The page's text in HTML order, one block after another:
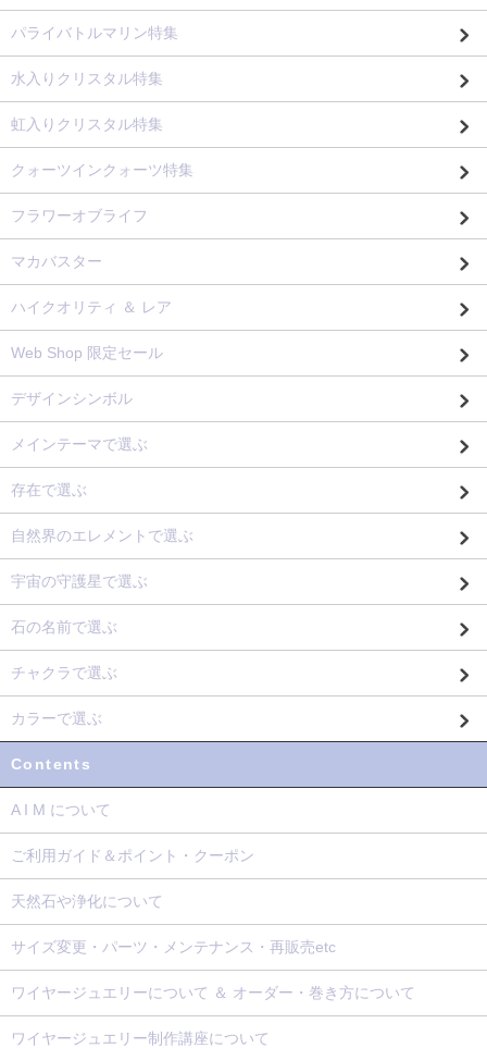
パライバトルマリン特集
水入りクリスタル特集
虹入りクリスタル特集
クォーツインクォーツ特集
フラワーオブライフ
マカバスター
ハイクオリティ ＆ レア
Web Shop 限定セール
デザインシンボル
メインテーマで選ぶ
存在で選ぶ
自然界のエレメントで選ぶ
宇宙の守護星で選ぶ
石の名前で選ぶ
チャクラで選ぶ
カラーで選ぶ
Contents
A I M について
ご利用ガイド＆ポイント・クーポン
天然石や浄化について
サイズ変更・パーツ・メンテナンス・再販売etc
ワイヤージュエリーについて ＆ オーダー・巻き方について
ワイヤージュエリー制作講座について